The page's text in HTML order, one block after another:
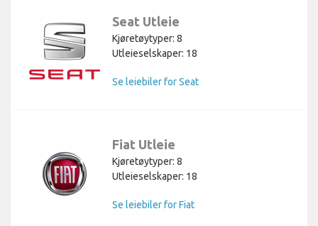
Seat Utleie
Kjøretøytyper: 8
Utleieselskaper: 18
Se leiebiler for Seat
Fiat Utleie
Kjøretøytyper: 8
Utleieselskaper: 18
Se leiebiler for Fiat